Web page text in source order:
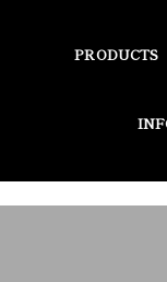
PRODUCTS